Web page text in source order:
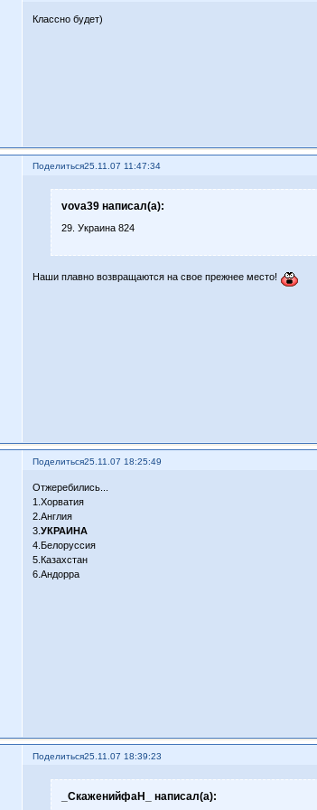
Классно будет)
Поделиться25.11.07 11:47:34
vova39 написал(а):
29. Украина 824
Наши плавно возвращаются на свое прежнее место!
Поделиться25.11.07 18:25:49
Отжеребились...
1.Хорватия
2.Англия
3.УКРАИНА
4.Белоруссия
5.Казахстан
6.Андорра
Поделиться25.11.07 18:39:23
_СкаженийфаН_ написал(а):